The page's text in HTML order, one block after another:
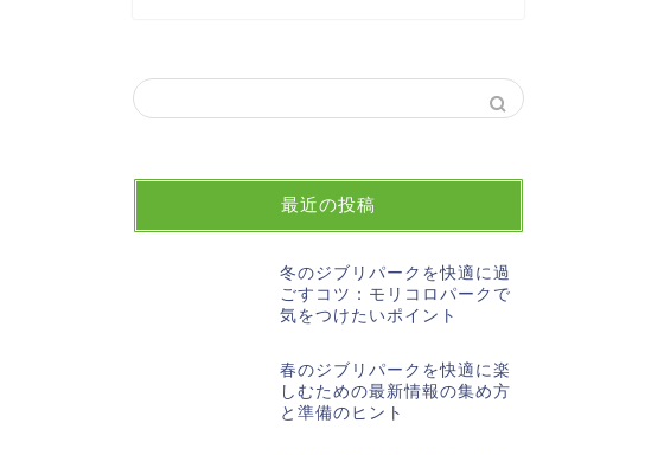
最近の投稿
冬のジブリパークを快適に過
ごすコツ：モリコロパークで
気をつけたいポイント
春のジブリパークを快適に楽
しむための最新情報の集め方
と準備のヒント